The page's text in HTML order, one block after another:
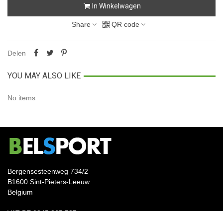
In Winkelwagen
Share QR code
Delen
YOU MAY ALSO LIKE
No items
Bergensesteenweg 734/2
B1600 Sint-Pieters-Leeuw
Belgium